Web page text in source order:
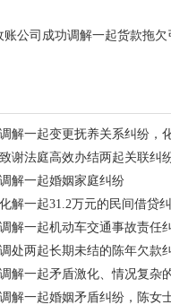
功调解一起货款拖欠引纠纷，确认王某累计拖欠程某装修材料
解一起变更抚养关系纠纷，
谢法庭高效办结两起关联纠
解一起婚姻家庭纠纷
解一起31.2万元的民间借贷
解一起机动车交通事故责任
处两起长期未结的陈年欠款
解一起矛盾激化、情况复杂
解一起婚姻矛盾纠纷，陈女